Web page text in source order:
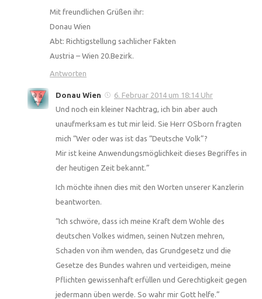
Mit freundlichen Grüßen ihr:
Donau Wien
Abt: Richtigstellung sachlicher Fakten
Austria – Wien 20.Bezirk.
Antworten
Donau Wien
6. Februar 2014 um 18:14 Uhr
Und noch ein kleiner Nachtrag, ich bin aber auch
unaufmerksam es tut mir leid. Sie Herr OSborn fragten
mich “Wer oder was ist das “Deutsche Volk”?
Mir ist keine Anwendungsmöglichkeit dieses Begriffes in
der heutigen Zeit bekannt.”
Ich möchte ihnen dies mit den Worten unserer Kanzlerin
beantworten.
“Ich schwöre, dass ich meine Kraft dem Wohle des
deutschen Volkes widmen, seinen Nutzen mehren,
Schaden von ihm wenden, das Grundgesetz und die
Gesetze des Bundes wahren und verteidigen, meine
Pflichten gewissenhaft erfüllen und Gerechtigkeit gegen
jedermann üben werde. So wahr mir Gott helfe.”